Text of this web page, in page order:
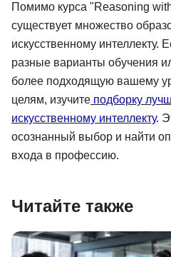
Помимо курса "Reasoning
существует множество
искусственному интеллекту.
разные варианты обучения
более подходящую вашему
целям, изучите подборку
искусственному интеллекту.
осознанный выбор и найти
входа в профессию.
Читайте также